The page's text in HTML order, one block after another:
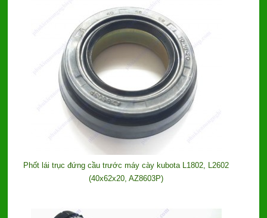
Phốt lái trục đứng cầu trước máy cày kubota L1802, L2602
(40x62x20, AZ8603P)